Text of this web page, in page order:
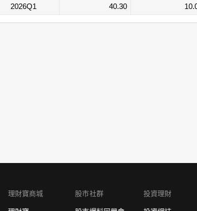
2026Q1
40.30
理財寶商城 股市社群 投資理財